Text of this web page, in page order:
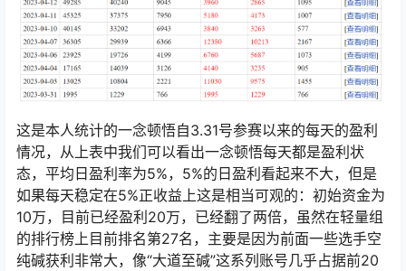
这是本人统计的一念顿悟自3.31号参赛以来的每天的盈利
情况，从上表中我们可以看出一念顿悟每天都是盈利状
态，平均日盈利率为5%，5%的日盈利看起来不大，但是
如果每天稳定在5%正收益上这是相当可观的：初始资金为
10万，目前已经盈利20万，已经翻了两倍，虽然在轻量组
的排行榜上目前排名第27名，主要是因为前面一些选手空
纯碱获利非常大，像“大道至碱”这系列账号几乎占据前20